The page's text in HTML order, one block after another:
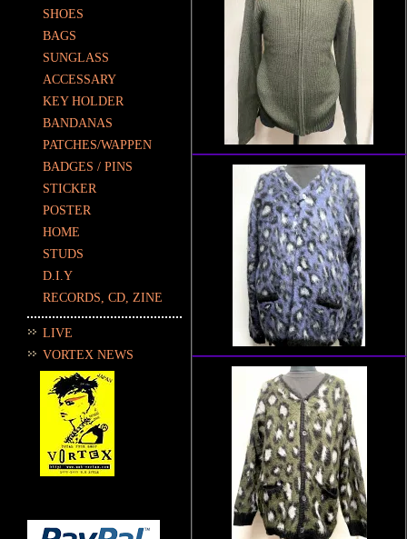
SHOES
BAGS
SUNGLASS
ACCESSARY
KEY HOLDER
BANDANAS
PATCHES/WAPPEN
BADGES / PINS
STICKER
POSTER
HOME
STUDS
D.I.Y
RECORDS, CD, ZINE
LIVE
VORTEX NEWS